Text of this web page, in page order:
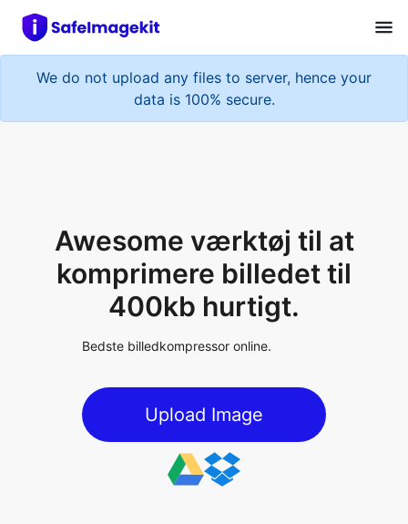
We do not upload any files to server, hence your
data is 100% secure.
400kb hurtigt.
Bedste billedkompressor online.